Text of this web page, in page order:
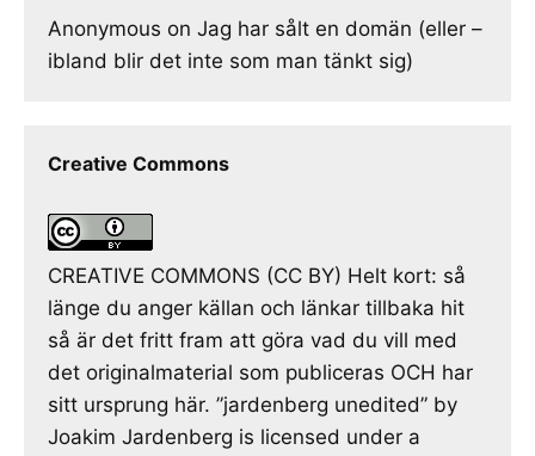
Anonymous on Jag har sålt en domän (eller –
ibland blir det inte som man tänkt sig)
Creative Commons
CREATIVE COMMONS (CC BY) Helt kort: så
länge du anger källan och länkar tillbaka hit
så är det fritt fram att göra vad du vill med
det originalmaterial som publiceras OCH har
sitt ursprung här. ”jardenberg unedited” by
Joakim Jardenberg is licensed under a